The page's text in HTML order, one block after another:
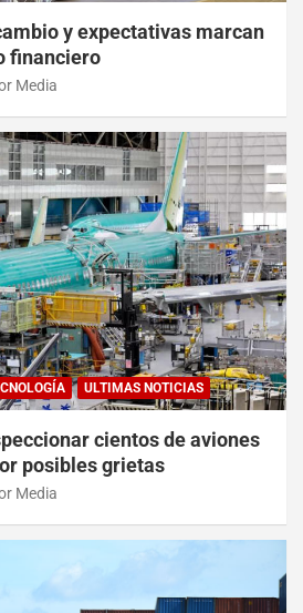
y expectativas marcan
financiero
Media
ULTIMAS NOTICIAS
cientos de aviones
posibles grietas
Media